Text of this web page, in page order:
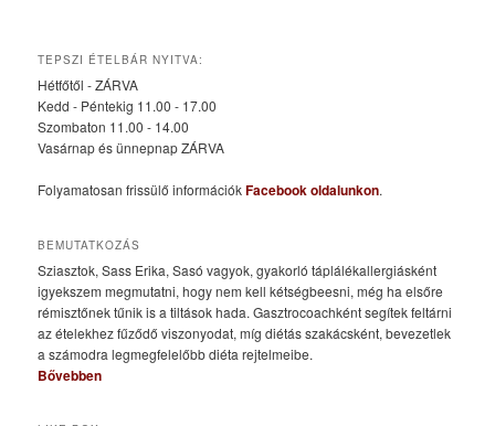
TEPSZI ÉTELBÁR NYITVA:
Hétfőtől - ZÁRVA
Kedd - Péntekig 11.00 - 17.00
Szombaton 11.00 - 14.00
Vasárnap és ünnepnap ZÁRVA
Folyamatosan frissülő információkFacebook oldalunkon.
BEMUTATKOZÁS
Sziasztok, Sass Erika, Sasó vagyok, gyakorló táplálékallergiásként
igyekszem megmutatni, hogy nem kell kétségbeesni, még ha elsőre
rémisztőnek tűnik is a tiltások hada. Gasztrocoachként segítek feltárni
az ételekhez fűződő viszonyodat, míg diétás szakácsként, bevezetlek
a számodra legmegfelelőbb diéta rejtelmeibe.
Bővebben